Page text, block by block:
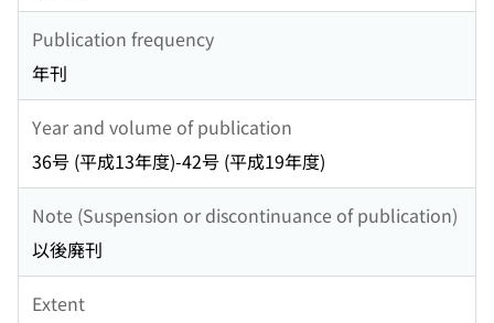
Publication frequency
年刊
Year and volume of publication
36号 (平成13年度)-42号 (平成19年度)
Note (Suspension or discontinuance of publication)
以後廃刊
Extent